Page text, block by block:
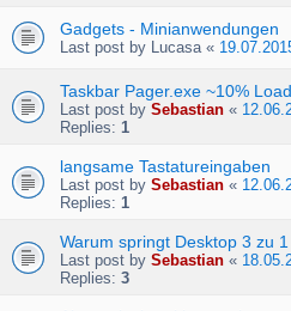
Gadgets - Minianwendungen
Last post by Lucasa«
Taskbar Pager.exe ~10%
Last post by Sebastian «
Replies: 1
langsame Tastatureingaben
Last post by Sebastian «
Replies: 1
Warum springt Desktop 3 zu
Last post by Sebastian «
Replies: 3